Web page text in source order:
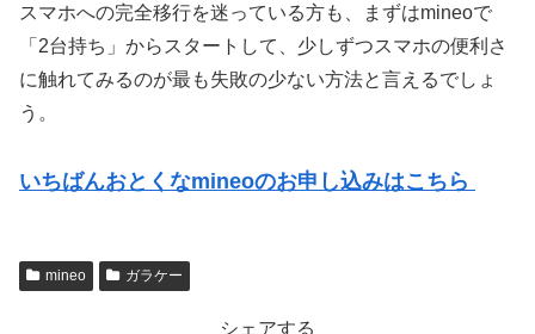
スマホへの完全移行を迷っている方も、まずはmineoで
「2台持ち」からスタートして、少しずつスマホの便利さ
に触れてみるのが最も失敗の少ない方法と言えるでしょ
う。
いちばんおとくなmineoのお申し込みはこちら
mineo ガラケー
シェアする